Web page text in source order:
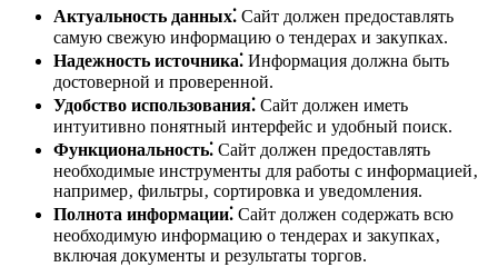
Актуальность данных⁚ Сайт должен предоставлять
самую свежую информацию о тендерах и закупках.
Надежность источника⁚ Информация должна быть
достоверной и проверенной.
Удобство использования⁚ Сайт должен иметь
интуитивно понятный интерфейс и удобный поиск.
Функциональность⁚ Сайт должен предоставлять
необходимые инструменты для работы с информацией‚
например‚ фильтры‚ сортировка и уведомления.
Полнота информации⁚ Сайт должен содержать всю
необходимую информацию о тендерах и закупках‚
включая документы и результаты торгов.